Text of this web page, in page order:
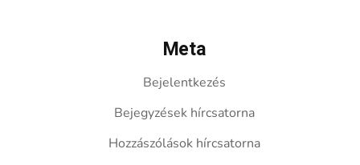
Meta
Bejelentkezés
Bejegyzések hírcsatorna
Hozzászólások hírcsatorna